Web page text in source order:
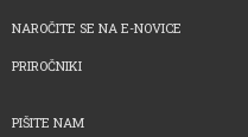
NAROČITE SE NA E-NOVICE
PRIROČNIKI
PIŠITE NAM